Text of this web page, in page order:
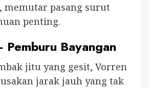
memutar pasang surut
penting.
Bayangan
jitu yang gesit, Vorren
jarak jauh yang tak